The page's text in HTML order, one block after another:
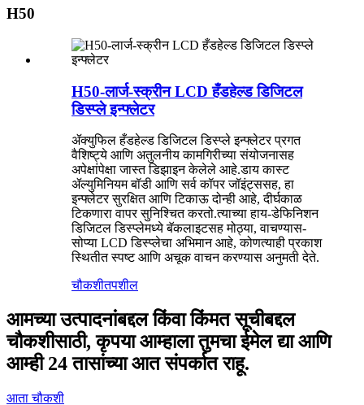
H50
H50-लार्ज-स्क्रीन LCD हँडहेल्ड डिजिटल
डिस्प्ले इन्फ्लेटर
ॲक्युफिल हँडहेल्ड डिजिटल डिस्प्ले इन्फ्लेटर प्रगत
वैशिष्ट्ये आणि अतुलनीय कामगिरीच्या संयोजनासह
अपेक्षांपेक्षा जास्त डिझाइन केलेले आहे.डाय कास्ट
ॲल्युमिनियम बॉडी आणि सर्व कॉपर जॉइंट्ससह, हा
इन्फ्लेटर सुरक्षित आणि टिकाऊ दोन्ही आहे, दीर्घकाळ
टिकणारा वापर सुनिश्चित करतो.त्याच्या हाय-डेफिनिशन
डिजिटल डिस्प्लेमध्ये बॅकलाइटसह मोठ्या, वाचण्यास-
सोप्या LCD डिस्प्लेचा अभिमान आहे, कोणत्याही प्रकाश
स्थितीत स्पष्ट आणि अचूक वाचन करण्यास अनुमती देते.
चौकशीतपशील
आमच्या उत्पादनांबद्दल किंवा किंमत सूचीबद्दल
चौकशीसाठी, कृपया आम्हाला तुमचा ईमेल द्या आणि
आम्ही 24 तासांच्या आत संपर्कात राहू.
आता चौकशी